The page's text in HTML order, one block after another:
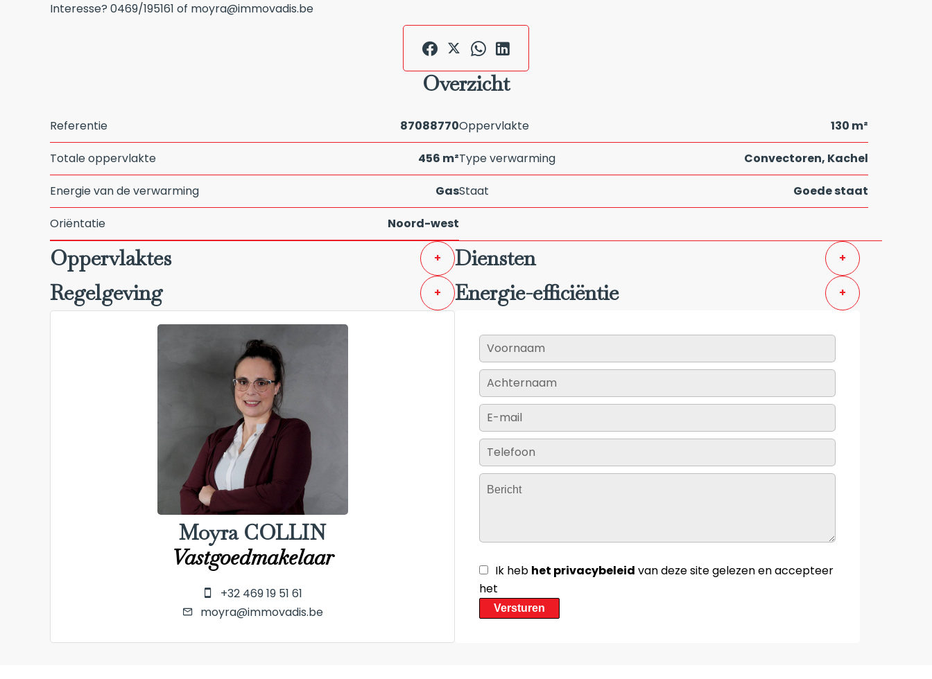
Interesse? 0469/195161 of moyra@immovadis.be
Overzicht
Referentie 87088770Oppervlakte 130 m²
Totale oppervlakte 456 m²Type verwarming Convectoren, Kachel
Energie van de verwarming GasStaat Goede staat
Oriëntatie Noord-west
Oppervlaktes + Diensten +
Regelgeving + Energie-efficiëntie +
Moyra COLLIN
Vastgoedmakelaar
+32 469 19 51 61
moyra@immovadis.be
Ik heb het privacybeleid van deze site gelezen en accepteer
het
Versturen